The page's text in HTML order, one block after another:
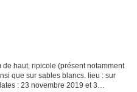
haut, ripicole (présent notamment
que sur sables blancs. lieu : sur
: 23 novembre 2019 et 3